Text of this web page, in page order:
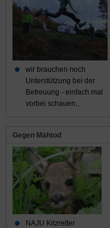
wir brauchen noch
Unterstützung bei der
Betreuung - einfach mal
vorbei schauen...
Gegen Mähtod
NAJU Kitzretter